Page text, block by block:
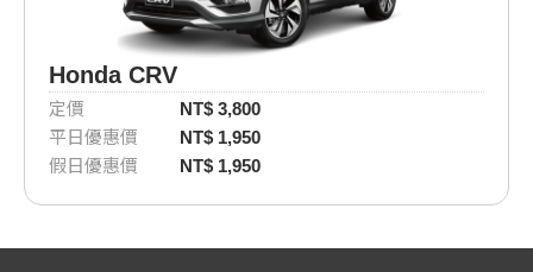
Honda CRV
定價
NT$ 3,800
平日優惠價
NT$ 1,950
假日優惠價
NT$ 1,950